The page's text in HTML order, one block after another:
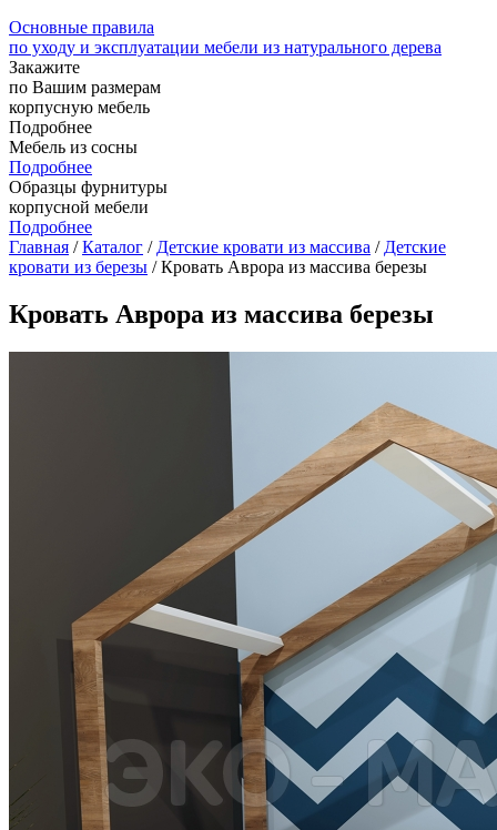
Основные правила
по уходу и эксплуатации мебели из натурального дерева
Закажите
по Вашим размерам
корпусную мебель
Подробнее
Мебель из сосны
Подробнее
Образцы фурнитуры
корпусной мебели
Подробнее
Главная /Каталог / Детские кровати из массива / Детские
кровати из березы / Кровать Аврора из массива березы
Кровать Аврора из массива березы